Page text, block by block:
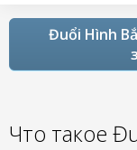
Đuổi Hình
Что такое